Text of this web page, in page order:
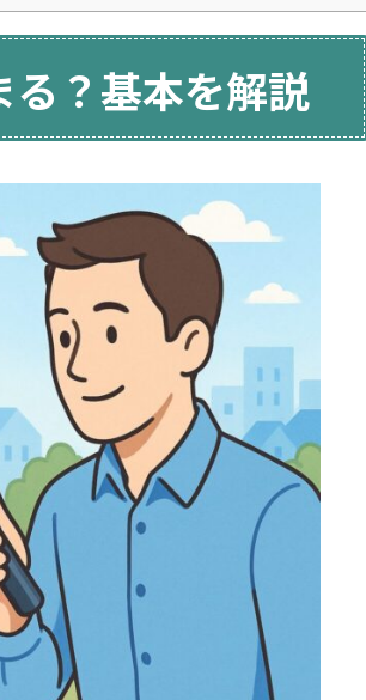
？基本を解説